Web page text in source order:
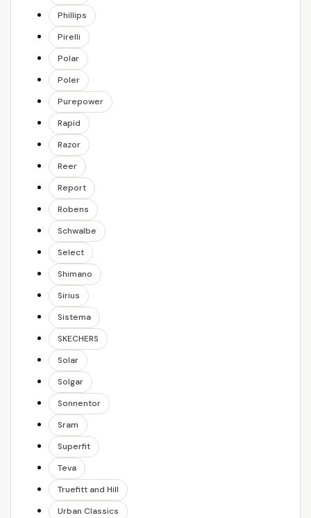
Phillips
Pirelli
Polar
Poler
Purepower
Rapid
Razor
Reer
Report
Robens
Schwalbe
Select
Shimano
Sirius
Sistema
SKECHERS
Solar
Solgar
Sonnentor
Sram
Superfit
Teva
Truefitt and Hill
Urban Classics